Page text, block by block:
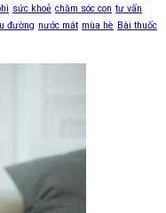
sức khoẻ chăm sóc con tư vấn
đường nước mát mùa hè Bài thuốc